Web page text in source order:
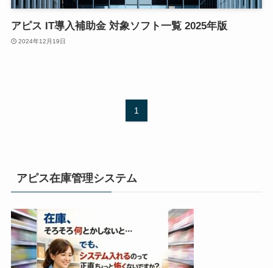
アピス IT導入補助金 対象ソフト一覧 2025年版
2024年12月19日
1
アピス在庫管理システム